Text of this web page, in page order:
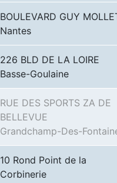
BOULEVARD GUY
Nantes
226 BLD DE LA LOIRE
Basse-Goulaine
RUE DES SPORTS ZA DE
BELLEVUE
Grandchamp-Des-
10 Rond Point de la
Corbinerie